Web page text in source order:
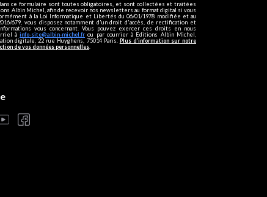
ce formulaire sont toutes obligatoires, et sont collectées et traitées
Albin Michel, afin de recevoir nos newsletters au format digital si vous
à la Loi Informatique et Libertés du 06/01/1978 modifiée et au
679, vous disposez notamment d'un droit d'accès, de rectification et
vous concernant. Vous pouvez exercer ces droits en nous
àinfo-site@albin-michel.fr ou par courrier à Editions Albin Michel,
digitale, 22 rue Huyghens, 75014 Paris. Plus d’information sur notre
de vos données personnelles